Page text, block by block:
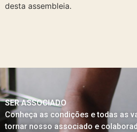
desta assembleia.
SER ASSOCIADO
Conheça as condições e todas as
tornar nosso associado e